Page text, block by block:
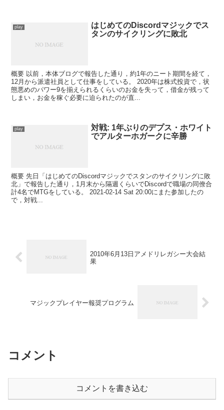
play
はじめてのDiscordマジックでス
タンのサイクリングに敗北
概要 以前，本体ブログで報告した通り，約1年のニート期間を経て，
12月から派遣社員として仕事をしている。 2020年は株式投資で，状
態悪めのパワー9を揃えられるくらいのお金を失って，借金が残って
しまい，お金を稼ぐ必要に迫られたのが直...
play
対戦: 1年ぶりのデプス・ホワイト
でアルターホガークに辛勝
概要 先日「はじめてのDiscordマジックでスタンのサイクリングに敗
北」で報告した通り，1月末から隔週くらいでDiscordで職場の同僚合
計4名でMTGをしている。 2021-02-14 Sat 20:00にまた参加したの
で，対戦...
2010年6月13日アメドリレガシー大会結
果
マジックプレイヤー報奨プログラム
コメント
コメントを書き込む